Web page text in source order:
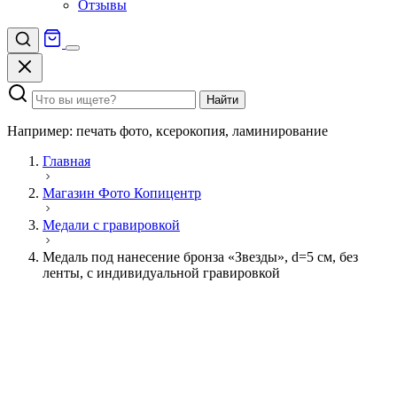
Отзывы
Найти
Например: печать фото, ксерокопия, ламинирование
Главная
Магазин Фото Копицентр
Медали с гравировкой
Медаль под нанесение бронза «Звезды», d=5 см, без
ленты, с индивидуальной гравировкой